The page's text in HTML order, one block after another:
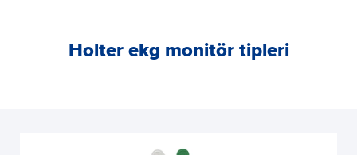
Holter ekg monitör tipleri